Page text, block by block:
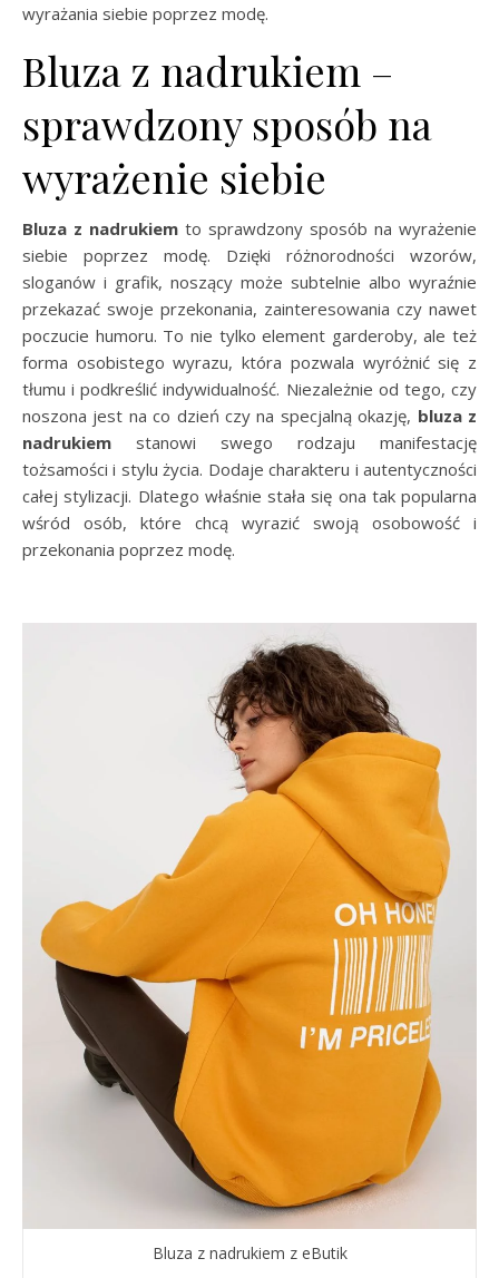
wyrażania siebie poprzez modę.
Bluza z nadrukiem –
sprawdzony sposób na
wyrażenie siebie
Bluza z nadrukiem to sprawdzony sposób na wyrażenie
siebie poprzez modę. Dzięki różnorodności wzorów,
sloganów i grafik, noszący może subtelnie albo wyraźnie
przekazać swoje przekonania, zainteresowania czy nawet
poczucie humoru. To nie tylko element garderoby, ale też
forma osobistego wyrazu, która pozwala wyróżnić się z
tłumu i podkreślić indywidualność. Niezależnie od tego, czy
noszona jest na co dzień czy na specjalną okazję, bluza z
nadrukiem stanowi swego rodzaju manifestację
tożsamości i stylu życia. Dodaje charakteru i autentyczności
całej stylizacji. Dlatego właśnie stała się ona tak popularna
wśród osób, które chcą wyrazić swoją osobowość i
przekonania poprzez modę.
Bluza z nadrukiem z eButik